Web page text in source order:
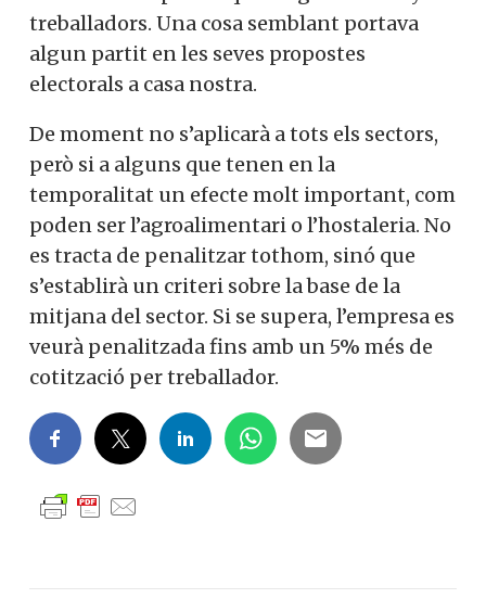
treballadors. Una cosa semblant portava
algun partit en les seves propostes
electorals a casa nostra.
De moment no s’aplicarà a tots els sectors,
però si a alguns que tenen en la
temporalitat un efecte molt important, com
poden ser l’agroalimentari o l’hostaleria. No
es tracta de penalitzar tothom, sinó que
s’establirà un criteri sobre la base de la
mitjana del sector. Si se supera, l’empresa es
veurà penalitzada fins amb un 5% més de
cotització per treballador.